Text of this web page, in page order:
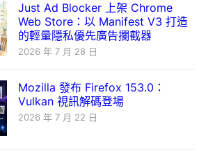
Just Ad Blocker 上架 Chrome
Web Store：以 Manifest V3 打造
的輕量隱私優先廣告攔截器
2026 年 7 月 28 日
Mozilla 發布 Firefox 153.0：
Vulkan 視訊解碼登場
2026 年 7 月 22 日